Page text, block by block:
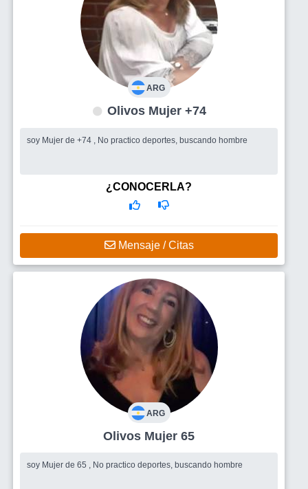
ARG
Olivos Mujer +74
soy Mujer de +74 , No practico deportes, buscando hombre
¿CONOCERLA?
Mensaje / Citas
ARG
Olivos Mujer 65
soy Mujer de 65 , No practico deportes, buscando hombre